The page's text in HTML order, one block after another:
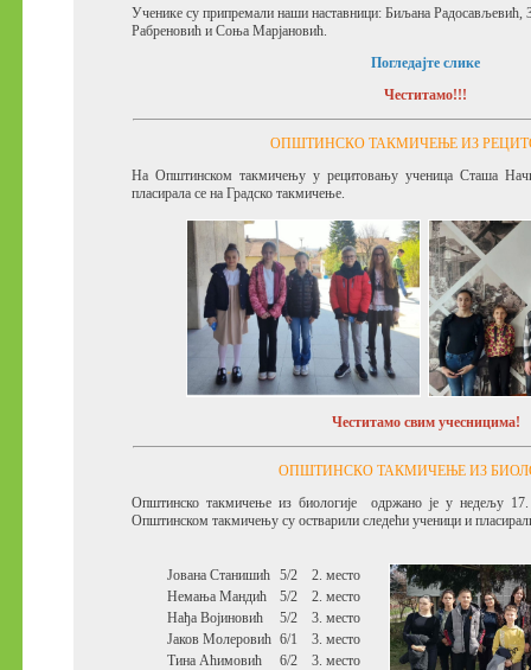
Ученике су припремали наши наставници:Биљана Радосављевић,
Рабреновић иСоња Марјановић.
Погледајте слике
Честитамо!!!
ОПШТИНСКО ТАКМИЧЕЊЕ ИЗ
На Општинском такмичењу у рецитовању ученица Сташа
пласирала се на Градско такмичење.
Честитамо свим учесницима!
ОПШТИНСКО ТАКМИЧЕЊЕ ИЗ
Општинско такмичење из биологије одржано је у недељу 17.
Општинском такмичењу су остварили следећи ученици и
Јована Станишић 5/2
2. место
Немања Мандић
5/2
2. место
Нађа Војиновић
5/2
3. место
Јаков Молеровић 6/1
3. место
Тина Аћимовић
6/2
3. место